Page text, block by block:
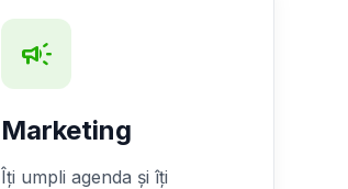
campaign
Marketing
Îți umpli agenda și îți